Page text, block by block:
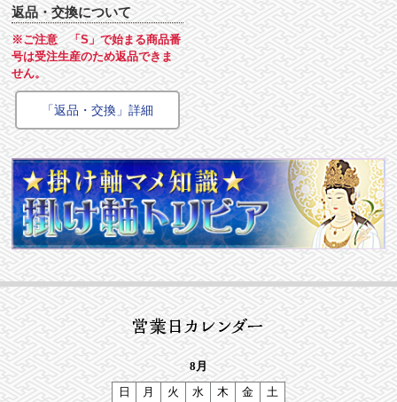
返品・交換について
※ご注意 「S」で始まる商品番
号は受注生産のため返品できま
せん。
「返品・交換」詳細